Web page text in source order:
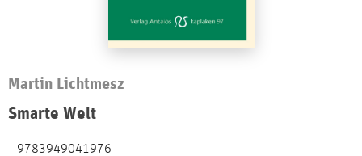
Martin Lichtmesz
Smarte Welt
9783949041976